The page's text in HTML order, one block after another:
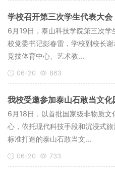
学校召开第三次学生代表大会
6月19日，泰山科技学院第三次
校党委书记彭春雷，学校副校长谢
竞技体育中心、艺术教...
06-20 863
我校受邀参加泰山石敢当文化
6月18日，以首批国家级非物质
心，依托现代科技手段和沉浸式
标准打造的泰山石敢当文...
06-20 733